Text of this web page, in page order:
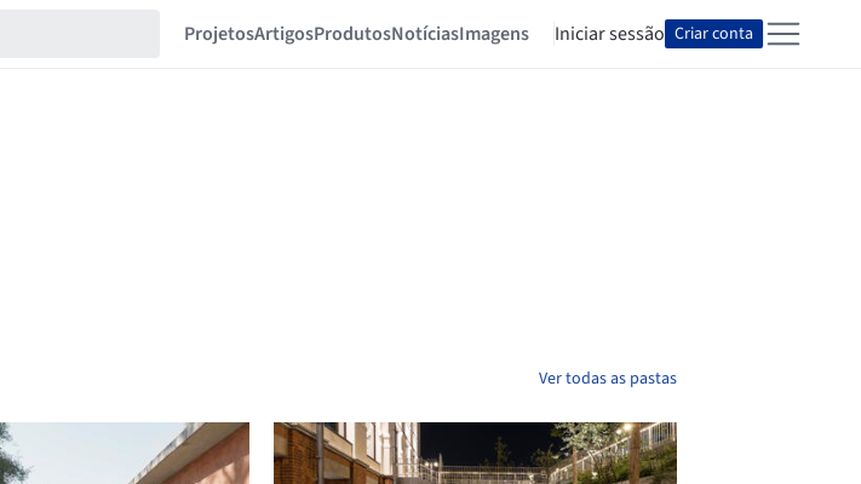
ProjetosArtigosProdutosNotíciasImagens Iniciar sessão Criar conta
Ver todas as pastas